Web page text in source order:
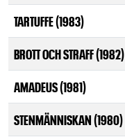
TARTUFFE (1983)
BROTT OCH STRAFF (1982)
AMADEUS (1981)
STENMÄNNISKAN (1980)